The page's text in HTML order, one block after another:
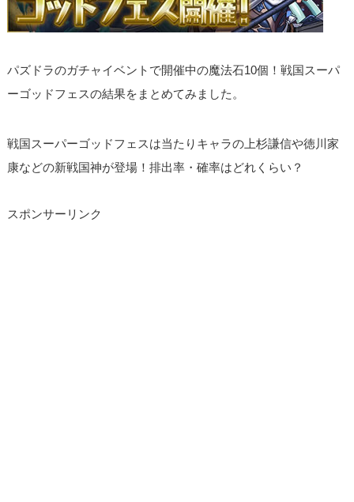
パズドラのガチャイベントで開催中の魔法石10個！戦国スーパ
ーゴッドフェスの結果をまとめてみました。
戦国スーパーゴッドフェスは当たりキャラの上杉謙信や徳川家
康などの新戦国神が登場！排出率・確率はどれくらい？
スポンサーリンク